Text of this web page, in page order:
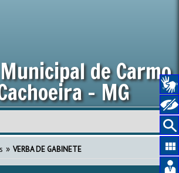
de Carmo
- MG
» VERBA DE GABINETE